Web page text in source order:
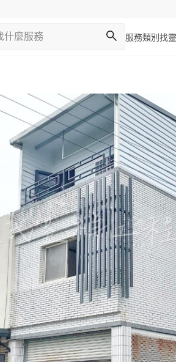
服務類別 找